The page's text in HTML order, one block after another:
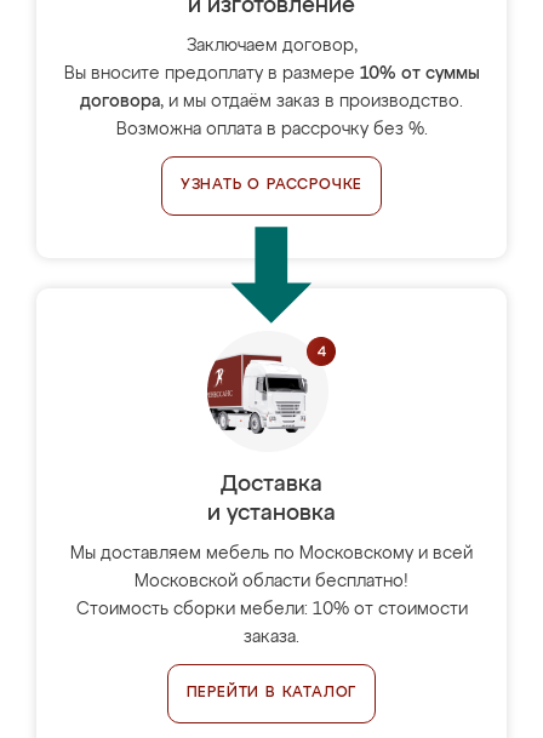
и изготовление
Заключаем договор,
Вы вносите предоплату в размере 10% от суммы
договора, и мы отдаём заказ в производство.
Возможна оплата в рассрочку без %.
УЗНАТЬ О РАССРОЧКЕ
Доставка
и установка
Мы доставляем мебель по Московскому и всей
Московской области бесплатно!
Стоимость сборки мебели: 10% от стоимости
заказа.
ПЕРЕЙТИ В КАТАЛОГ